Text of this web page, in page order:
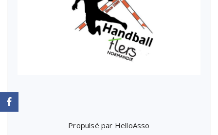
Propulsé par HelloAsso